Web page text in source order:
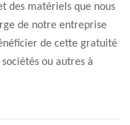
des matériels que nous
de notre entreprise
de cette gratuité
ou autres à